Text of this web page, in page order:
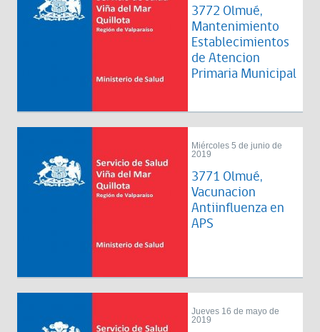
3772 Olmué,
Mantenimiento
Establecimientos
de Atencion
Primaria Municipal
Miércoles 5 de junio de
2019
3771 Olmué,
Vacunacion
Antiinfluenza en
APS
Jueves 16 de mayo de
2019